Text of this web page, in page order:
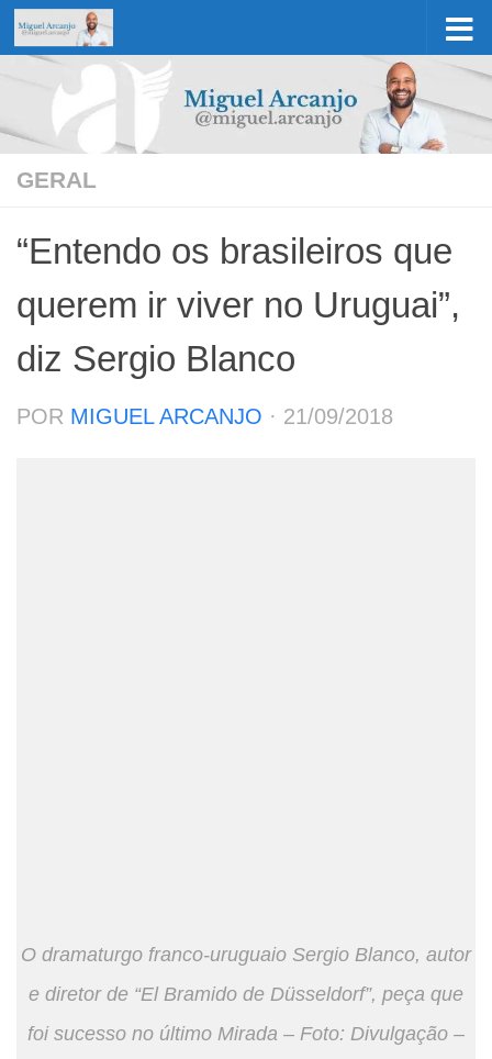
Skip to content
GERAL
“Entendo os brasileiros que
querem ir viver no Uruguai”,
diz Sergio Blanco
POR MIGUEL ARCANJO · 21/09/2018
O dramaturgo franco-uruguaio Sergio Blanco, autor
e diretor de “El Bramido de Düsseldorf”, peça que
foi sucesso no último Mirada – Foto: Divulgação –